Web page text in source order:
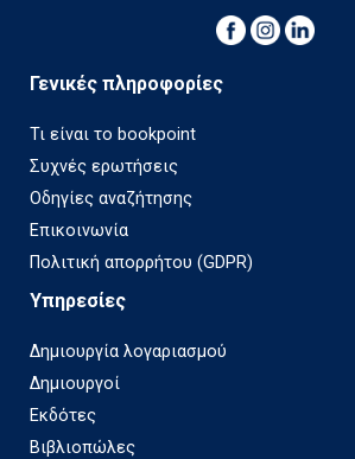
Γενικές πληροφορίες
Τι είναι το bookpoint
Συχνές ερωτήσεις
Οδηγίες αναζήτησης
Επικοινωνία
Πολιτική απορρήτου (GDPR)
Υπηρεσίες
Δημιουργία λογαριασμού
Δημιουργοί
Εκδότες
Βιβλιοπώλες